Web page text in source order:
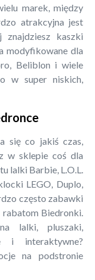
marek, między
atrakcyjna jest
kaszki
modyfikowane dla
Beliblon i wiele
w super niskich,
się co jakiś czas,
w sklepie coś dla
lalki Barbie, L.O.L.
LEGO, Duplo,
często zabawki
rabatom Biedronki.
lalki, pluszaki,
i interaktywne?
na podstronie